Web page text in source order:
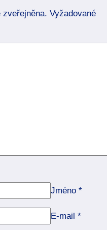
zveřejněna. Vyžadované
Jméno *
E-mail *